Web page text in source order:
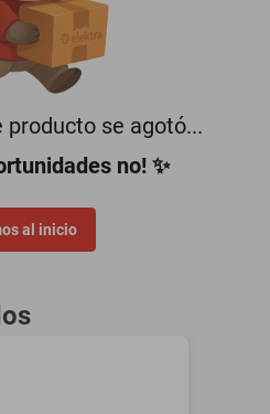
producto se agotó...
no! ✨
al inicio